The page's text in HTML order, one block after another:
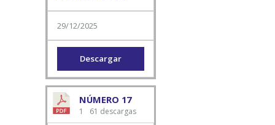
29/12/2025
Descargar
NÚMERO 17
1 61 descargas